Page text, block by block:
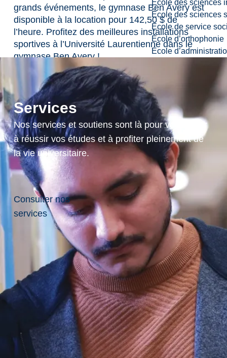
École des sciences
École des sciences
École de service
École d’orthophonie
École
Services
Nos services et soutiens sont là pour vous aider
à réussir vos études et à profiter pleinement de
la vie universitaire.
Consulter nos
services
grands événements, le gymnase Ben Avery est
disponible à la location pour 142,50 $ de
l’heure. Profitez des meilleures installations
sportives à l’Université Laurentienne dans le
gymnase Ben Avery !
Réservez ce
gymnase